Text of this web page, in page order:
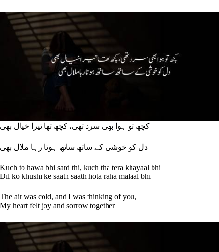
کچھ تو ہوا بھی سرد تھی، کچھ تھا تیرا خیال بھی
دل کو خوشی کے ساتھ ساتھ ہوتا رہا ملال بھی
Kuch to hawa bhi sard thi, kuch tha tera khayaal bhi
Dil ko khushi ke saath saath hota raha malaal bhi
The air was cold, and I was thinking of you,
My heart felt joy and sorrow together